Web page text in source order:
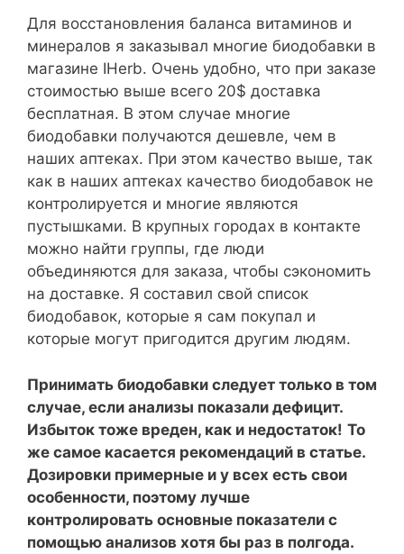
Для восстановления баланса витаминов и
минералов я заказывал многие биодобавки в
магазине IHerb. Очень удобно, что при заказе
стоимостью выше всего 20$ доставка
бесплатная. В этом случае многие
биодобавки получаются дешевле, чем в
наших аптеках. При этом качество выше, так
как в наших аптеках качество биодобавок не
контролируется и многие являются
пустышками. В крупных городах в контакте
можно найти группы, где люди
объединяются для заказа, чтобы сэкономить
на доставке. Я составил свой список
биодобавок, которые я сам покупал и
которые могут пригодится другим людям.
Принимать биодобавки следует только в том
случае, если анализы показали дефицит.
Избыток тоже вреден, как и недостаток! То
же самое касается рекомендаций в статье.
Дозировки примерные и у всех есть свои
особенности, поэтому лучше
контролировать основные показатели с
помощью анализов хотя бы раз в полгода.